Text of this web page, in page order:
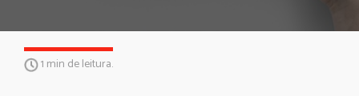
1 min de leitura.